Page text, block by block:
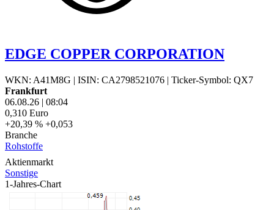
EDGE COPPER CORPORATION
WKN: A41M8G | ISIN: CA2798521076 | Ticker-Symbol: QX7
Frankfurt
06.08.26 | 08:04
0,310 Euro
+20,39 % +0,053
Branche
Rohstoffe
Aktienmarkt
Sonstige
1-Jahres-Chart